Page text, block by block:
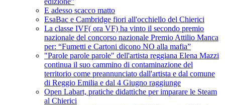
E adesso scacco matto
EsaBac e Cambridge fiori all'occhiello del Chierici
La classe IVF( ora VF) ha vinto il secondo premio
nazionale del concorso nazionale Premio Attilio Manca
per: “Fumetti e Cartoni dicono NO alla mafia”
"Parole parole parole" dell'artista reggiana Elena Mazzi
continua il suo cammino di contaminazione del
territorio come preannunciato dall'artista e dal comune
di Reggio Emilia e dal 4 Giugno raggiunge
Open Labart, pratiche didattiche per imparare le Steam
al Chierici